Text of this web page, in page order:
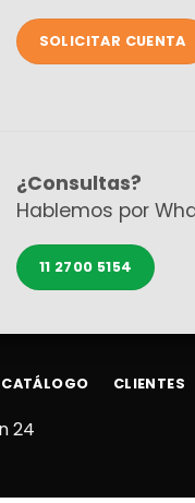
SOLICITAR CUENTA
¿Consultas?
Hablemos por
11 2700 5154
24
CATÁLOGO CLIENTES